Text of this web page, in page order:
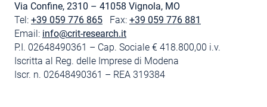
Via Confine, 2310 – 41058 Vignola, MO
Tel: +39 059 776 865 Fax: +39 059 776 881
Email: info@crit-research.it
P.I. 02648490361 – Cap. Sociale € 418.800,00 i.v.
Iscritta al Reg. delle Imprese di Modena
Iscr. n. 02648490361 – REA 319384